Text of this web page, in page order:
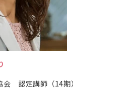
会 認定講師（14期）